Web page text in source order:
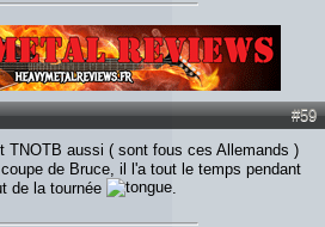
#59
TNOTB aussi ( sont fous ces Allemands )
coupe de Bruce, il l'a tout le temps pendant
de la tournée